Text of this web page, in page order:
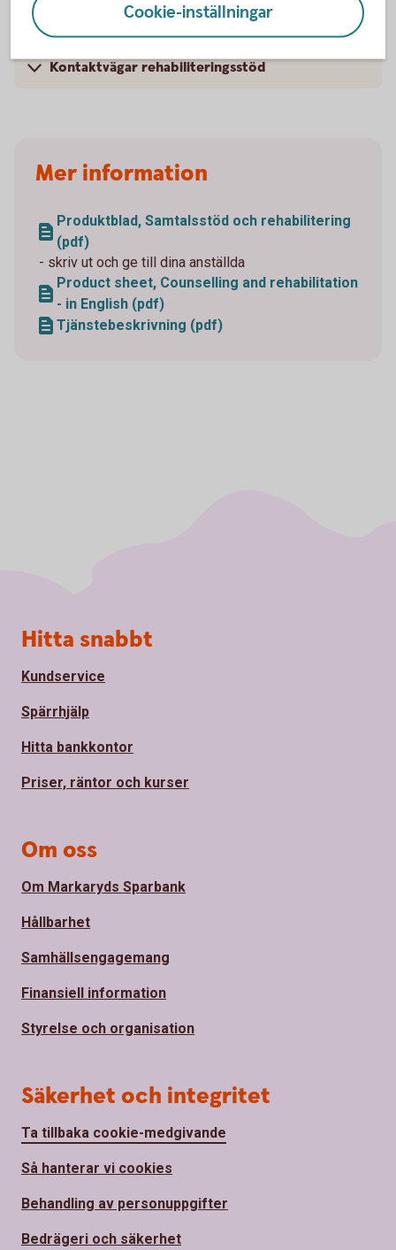
Kontaktvägar rehabiliteringsstöd
Mer information
Produktblad, Samtalsstöd och rehabilitering
(pdf)
- skriv ut och ge till dina anställda
Product sheet, Counselling and rehabilitation
- in English (pdf)
Tjänstebeskrivning (pdf)
Cookie-inställningar
Sidfot
Hitta snabbt
Kundservice
Spärrhjälp
Hitta bankkontor
Priser, räntor och kurser
Om oss
Om Markaryds Sparbank
Hållbarhet
Samhällsengagemang
Finansiell information
Styrelse och organisation
Säkerhet och integritet
Ta tillbaka cookie-medgivande
Så hanterar vi cookies
Behandling av personuppgifter
Bedrägeri och säkerhet